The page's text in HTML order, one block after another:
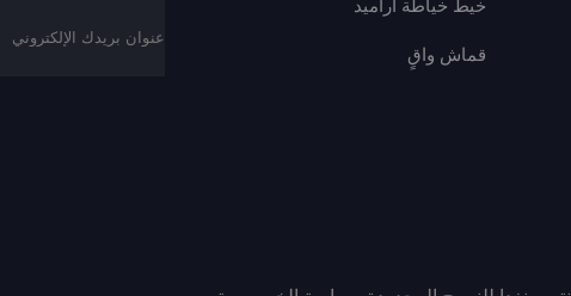
خيط خياطة أراميد
قماش واقٍ